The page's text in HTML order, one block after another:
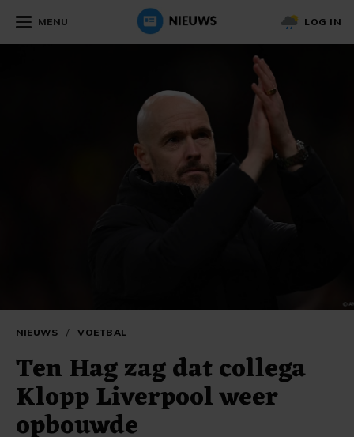
MENU LOG IN
NIEUWS / VOETBAL
Ten Hag zag dat collega
Klopp Liverpool weer
opbouwde